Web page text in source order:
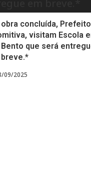
concluída, Prefeito
visitam Escola
Bento que será
09/2025